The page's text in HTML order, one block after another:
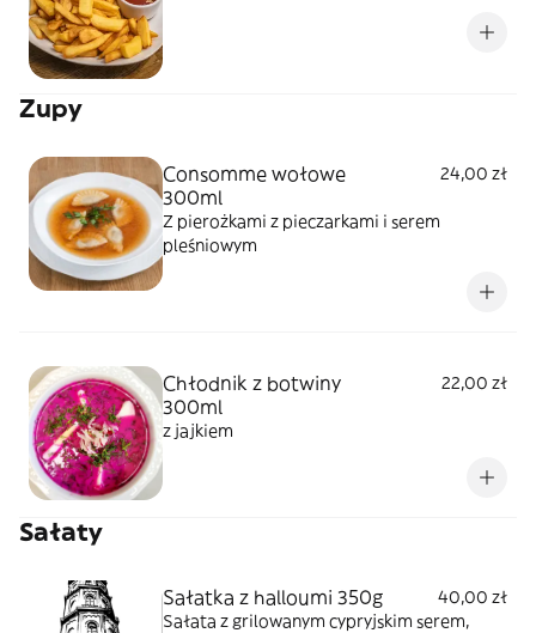
Zupy
Consomme wołowe
300ml
24,00 zł
Z pierożkami z pieczarkami i serem
pleśniowym
Chłodnik z botwiny
300ml
22,00 zł
z jajkiem
Sałaty
Sałatka z halloumi 350g
40,00 zł
Sałata z grilowanym cypryjskim serem,